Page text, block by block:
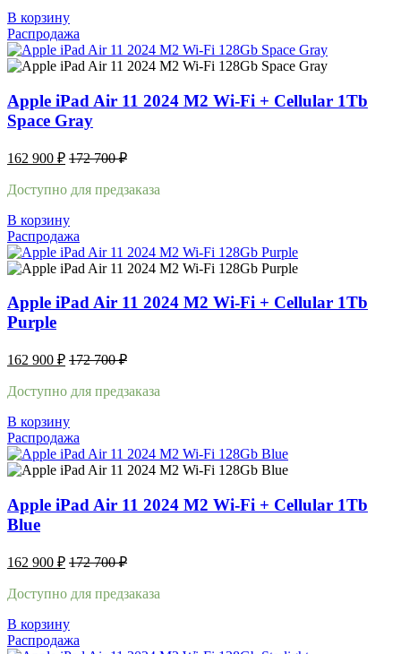
В корзину
Распродажа
Apple iPad Air 11 2024 M2 Wi-Fi + Cellular 1Tb
Space Gray
162 900 ₽ 172 700₽
Доступно для предзаказа
В корзину
Распродажа
Apple iPad Air 11 2024 M2 Wi-Fi + Cellular 1Tb
Purple
162 900 ₽ 172 700₽
Доступно для предзаказа
В корзину
Распродажа
Apple iPad Air 11 2024 M2 Wi-Fi + Cellular 1Tb
Blue
162 900 ₽ 172 700₽
Доступно для предзаказа
В корзину
Распродажа